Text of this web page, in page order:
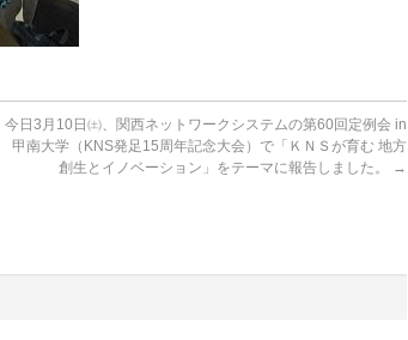
今日3月10日㈯、関西ネットワークシステムの第60回定例会 in
甲南大学（KNS発足15周年記念大会）で「ＫＮＳが育む 地方
創生とイノベーション」をテーマに報告しました。
→